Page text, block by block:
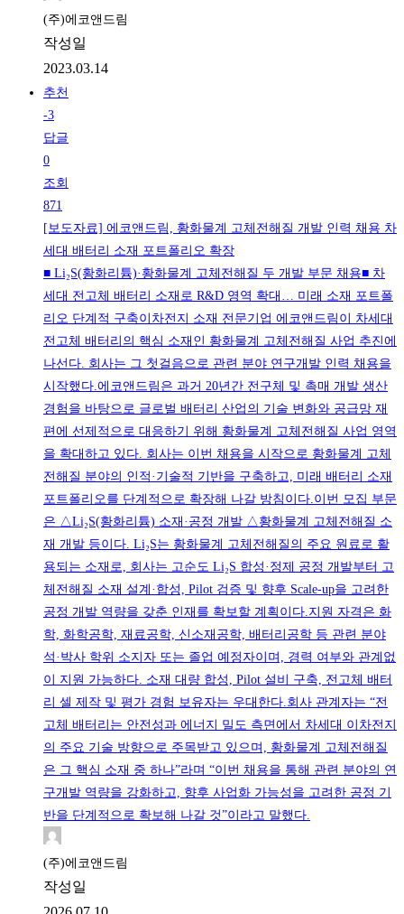
(주)에코앤드림
작성일
2023.03.14
추천
-3
답글
0
조회
871
[보도자료] 에코앤드림, 황화물계 고체전해질 개발 인력 채용 차
세대 배터리 소재 포트폴리오 확장
■ Li₂S(황화리튬)·황화물계 고체전해질 두 개발 부문 채용■ 차
세대 전고체 배터리 소재로 R&D 영역 확대… 미래 소재 포트폴
리오 단계적 구축이차전지 소재 전문기업 에코앤드림이 차세대
전고체 배터리의 핵심 소재인 황화물계 고체전해질 사업 추진에
나선다. 회사는 그 첫걸음으로 관련 분야 연구개발 인력 채용을
시작했다.에코앤드림은 과거 20년간 전구체 및 촉매 개발 생산
경험을 바탕으로 글로벌 배터리 산업의 기술 변화와 공급망 재
편에 선제적으로 대응하기 위해 황화물계 고체전해질 사업 영역
을 확대하고 있다. 회사는 이번 채용을 시작으로 황화물계 고체
전해질 분야의 인적·기술적 기반을 구축하고, 미래 배터리 소재
포트폴리오를 단계적으로 확장해 나갈 방침이다.이번 모집 부문
은 △Li₂S(황화리튬) 소재·공정 개발 △황화물계 고체전해질 소
재 개발 등이다. Li₂S는 황화물계 고체전해질의 주요 원료로 활
용되는 소재로, 회사는 고순도 Li₂S 합성·정제 공정 개발부터 고
체전해질 소재 설계·합성, Pilot 검증 및 향후 Scale-up을 고려한
공정 개발 역량을 갖춘 인재를 확보할 계획이다.지원 자격은 화
학, 화학공학, 재료공학, 신소재공학, 배터리공학 등 관련 분야
석·박사 학위 소지자 또는 졸업 예정자이며, 경력 여부와 관계없
이 지원 가능하다. 소재 대량 합성, Pilot 설비 구축, 전고체 배터
리 셀 제작 및 평가 경험 보유자는 우대한다.회사 관계자는 “전
고체 배터리는 안전성과 에너지 밀도 측면에서 차세대 이차전지
의 주요 기술 방향으로 주목받고 있으며, 황화물계 고체전해질
은 그 핵심 소재 중 하나”라며 “이번 채용을 통해 관련 분야의 연
구개발 역량을 강화하고, 향후 사업화 가능성을 고려한 공정 기
반을 단계적으로 확보해 나갈 것”이라고 말했다.
(주)에코앤드림
작성일